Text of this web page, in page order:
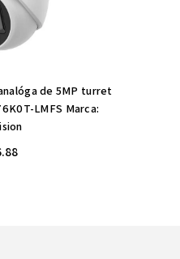
de 5MP turret
LMFS Marca: